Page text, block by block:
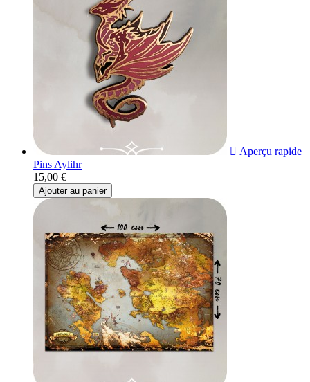
 Aperçu rapide
Pins Aylihr
15,00 €
Ajouter au panier